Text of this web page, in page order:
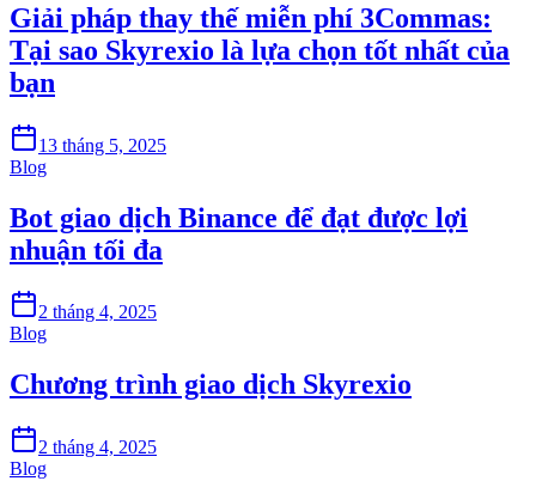
Giải pháp thay thế miễn phí 3Commas:
Tại sao Skyrexio là lựa chọn tốt nhất của
bạn
13 tháng 5, 2025
Blog
Bot giao dịch Binance để đạt được lợi
nhuận tối đa
2 tháng 4, 2025
Blog
Chương trình giao dịch Skyrexio
2 tháng 4, 2025
Blog